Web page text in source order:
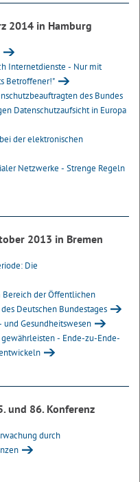
2014 in Hamburg
Internetdienste - Nur mit
Betroffener!"
des Bundes
Datenschutzaufsicht in Europa
der elektronischen
Netzwerke - Strenge Regeln
2013 in Bremen
Die
Bereich der Öffentlichen
Deutschen Bundestages
und Gesundheitswesen
- Ende-zu-Ende-
und 86. Konferenz
durch